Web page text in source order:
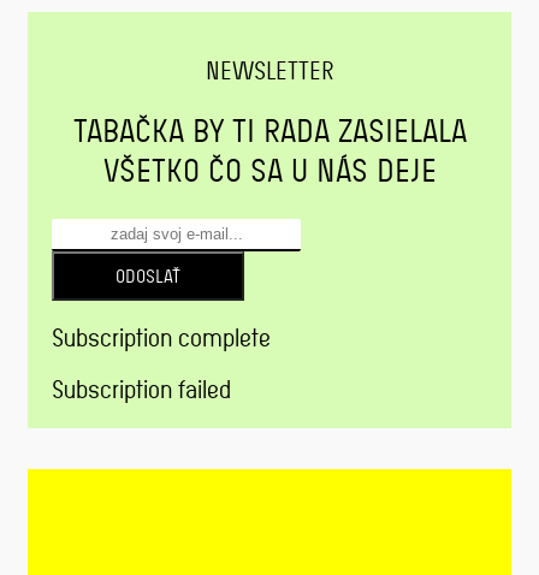
NEWSLETTER
TABAČKA BY TI RADA ZASIELALA
VŠETKO ČO SA U NÁS DEJE
ODOSLAŤ
Subscription complete
Subscription failed